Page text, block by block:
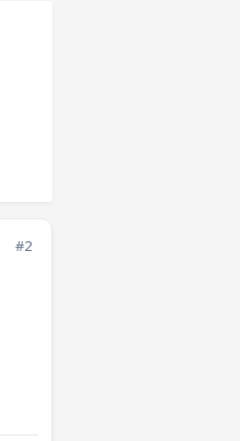
#2